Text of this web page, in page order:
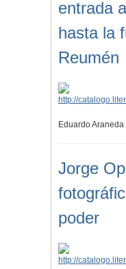
entrada
hasta la
Reumén
Eduardo
Jorge
poder